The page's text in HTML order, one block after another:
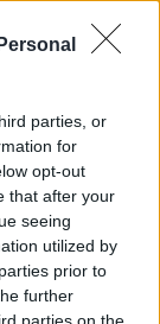
parties, or
for
opt-out
that after your
seeing
utilized by
prior to
further
parties on the
come
Honda!